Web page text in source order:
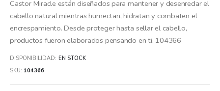
Castor Miracle están diseñados para mantener y desenredar el
cabello natural mientras humectan, hidratan y combaten el
encrespamiento. Desde proteger hasta sellar el cabello,
productos fueron elaborados pensando en ti. 104366
DISPONIBILIDAD: EN STOCK
SKU 104366